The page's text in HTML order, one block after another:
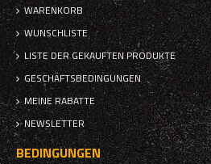
WARENKORB
WUNSCHLISTE
LISTE DER GEKAUFTEN PRODUKTE
GESCHÄFTSBEDINGUNGEN
MEINE RABATTE
NEWSLETTER
BEDINGUNGEN